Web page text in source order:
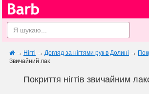
→ Нігті → Догляд за нігтями рук в Долині →
Звичайний лак
Покриття нігтів звичайним